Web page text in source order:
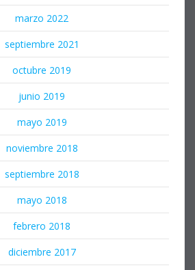
marzo 2022
septiembre 2021
octubre 2019
junio 2019
mayo 2019
noviembre 2018
septiembre 2018
mayo 2018
febrero 2018
diciembre 2017